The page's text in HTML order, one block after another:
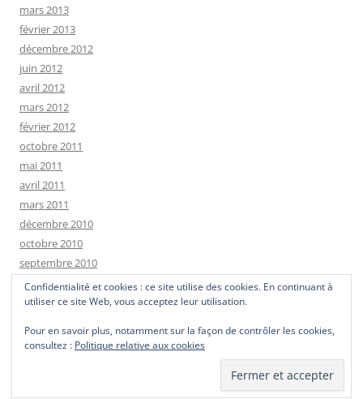
mars 2013
février 2013
décembre 2012
juin 2012
avril 2012
mars 2012
février 2012
octobre 2011
mai 2011
avril 2011
mars 2011
décembre 2010
octobre 2010
septembre 2010
janvier 2010
Confidentialité et cookies : ce site utilise des cookies. En continuant à
utiliser ce site Web, vous acceptez leur utilisation.
Pour en savoir plus, notamment sur la façon de contrôler les cookies,
consultez : Politique relative aux cookies